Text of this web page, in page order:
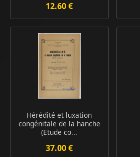
12.60 €
Hérédité et luxation
congénitale de la hanche
(Etude co...
37.00 €